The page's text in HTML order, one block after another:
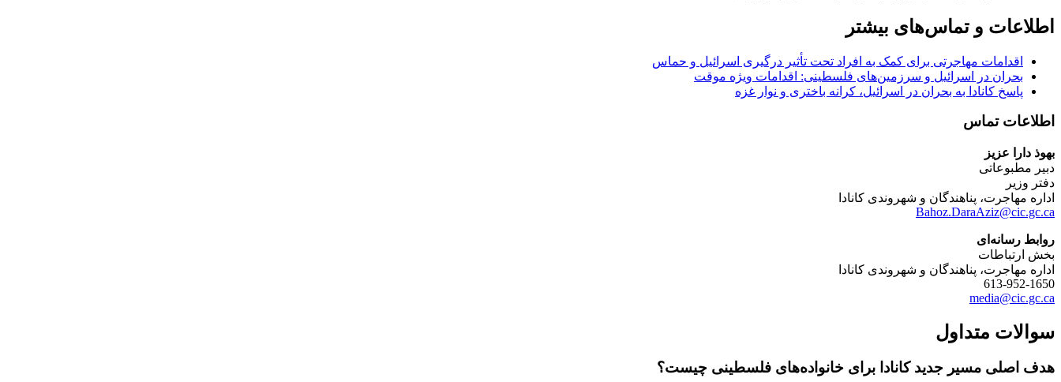
اطلاعات و تماس‌های بیشتر
اقدامات مهاجرتی برای کمک به افراد تحت تأثیر درگیری اسرائیل و حماس
بحران در اسرائیل و سرزمین‌های فلسطینی: اقدامات ویژه موقت
پاسخ کانادا به بحران در اسرائیل، کرانه باختری و نوار غزه
اطلاعات تماس
بهوذ دارا عزیز
دبیر مطبوعاتی
دفتر وزیر
اداره مهاجرت، پناهندگان و شهروندی کانادا
Bahoz.DaraAziz@cic.gc.ca
روابط رسانه‌ای
بخش ارتباطات
اداره مهاجرت، پناهندگان و شهروندی کانادا
613-952-1650
media@cic.gc.ca
سوالات متداول
هدف اصلی مسیر جدید کانادا برای خانواده‌های فلسطینی چیست؟